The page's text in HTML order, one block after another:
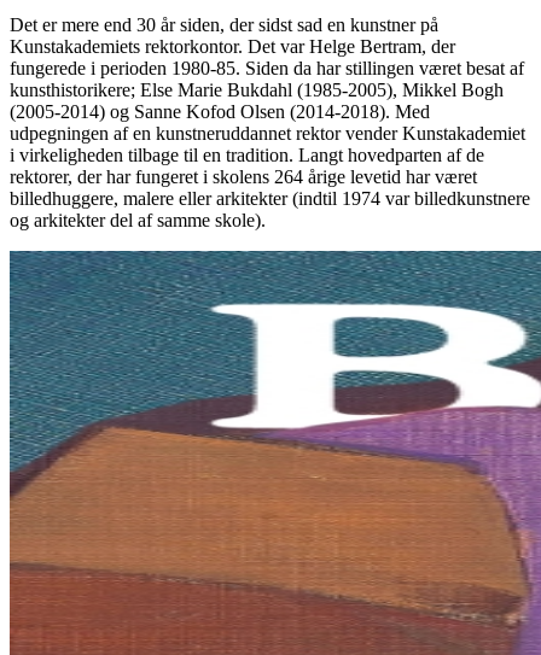
Det er mere end 30 år siden, der sidst sad en kunstner på
Kunstakademiets rektorkontor. Det var Helge Bertram, der
fungerede i perioden 1980-85. Siden da har stillingen været besat af
kunsthistorikere; Else Marie Bukdahl (1985-2005), Mikkel Bogh
(2005-2014) og Sanne Kofod Olsen (2014-2018). Med
udpegningen af en kunstneruddannet rektor vender Kunstakademiet
i virkeligheden tilbage til en tradition. Langt hovedparten af de
rektorer, der har fungeret i skolens 264 årige levetid har været
billedhuggere, malere eller arkitekter (indtil 1974 var billedkunstnere
og arkitekter del af samme skole).